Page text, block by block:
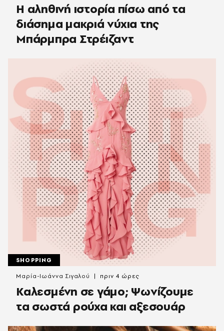
Η αληθινή ιστορία πίσω από τα
διάσημα μακριά νύχια της
Μπάρμπρα Στρέιζαντ
SHOPPING
Καλεσμένη σε γάμο; Ψωνίζουμε
τα σωστά ρούχα και αξεσουάρ
Μαρία-Ιωάννα Σιγαλού πριν 4 ώρες